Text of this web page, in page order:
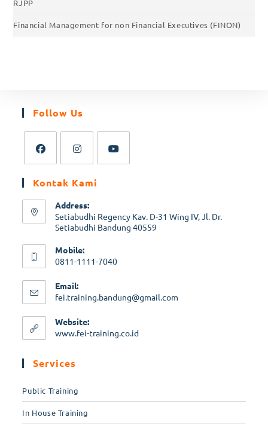
RJPP
Financial Management for non Financial Executives (FINON)
Follow Us
Kontak Kami
Address:
Setiabudhi Regency Kav. D-31 Wing IV, Jl. Dr.
Setiabudhi Bandung 40559
Mobile:
0811-1111-7040
Email:
fei.training.bandung@gmail.com
Website:
www.fei-training.co.id
Services
Public Training
In House Training